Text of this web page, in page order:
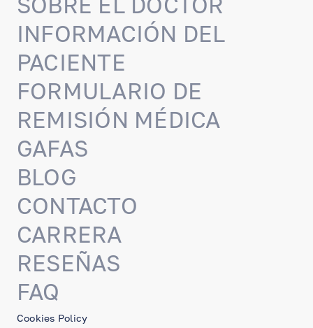
Cookies Policy
INFORMACIÓN DEL
PACIENTE
FORMULARIO DE
REMISIÓN MÉDICA
GAFAS
BLOG
CONTACTO
CARRERA
RESEÑAS
FAQ